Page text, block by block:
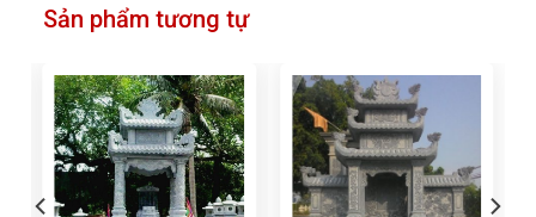
Sản phẩm tương tự